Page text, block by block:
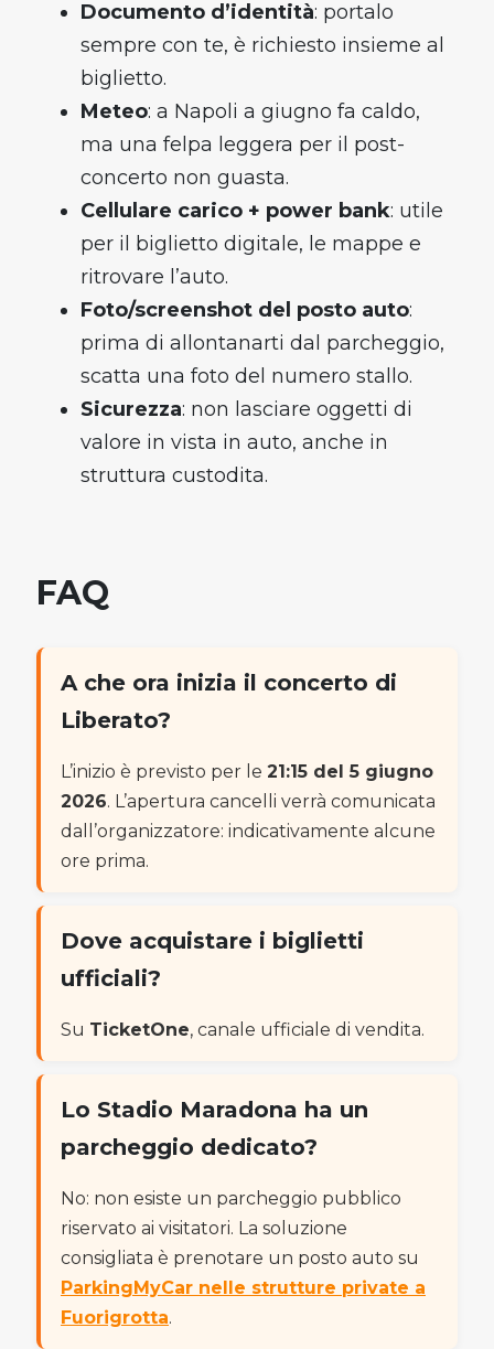
Documento d’identità: portalo
sempre con te, è richiesto insieme al
biglietto.
Meteo: a Napoli a giugno fa caldo,
ma una felpa leggera per il post-
concerto non guasta.
Cellulare carico + power bank: utile
per il biglietto digitale, le mappe e
ritrovare l’auto.
Foto/screenshot del posto auto:
prima di allontanarti dal parcheggio,
scatta una foto del numero stallo.
Sicurezza: non lasciare oggetti di
valore in vista in auto, anche in
struttura custodita.
FAQ
A che ora inizia il concerto di
Liberato?
L’inizio è previsto per le 21:15 del 5 giugno
2026. L’apertura cancelli verrà comunicata
dall’organizzatore: indicativamente alcune
ore prima.
Dove acquistare i biglietti
ufficiali?
Su TicketOne, canale ufficiale di vendita.
Lo Stadio Maradona ha un
parcheggio dedicato?
No: non esiste un parcheggio pubblico
riservato ai visitatori. La soluzione
consigliata è prenotare un posto auto su
ParkingMyCar nelle strutture private a
Fuorigrotta.